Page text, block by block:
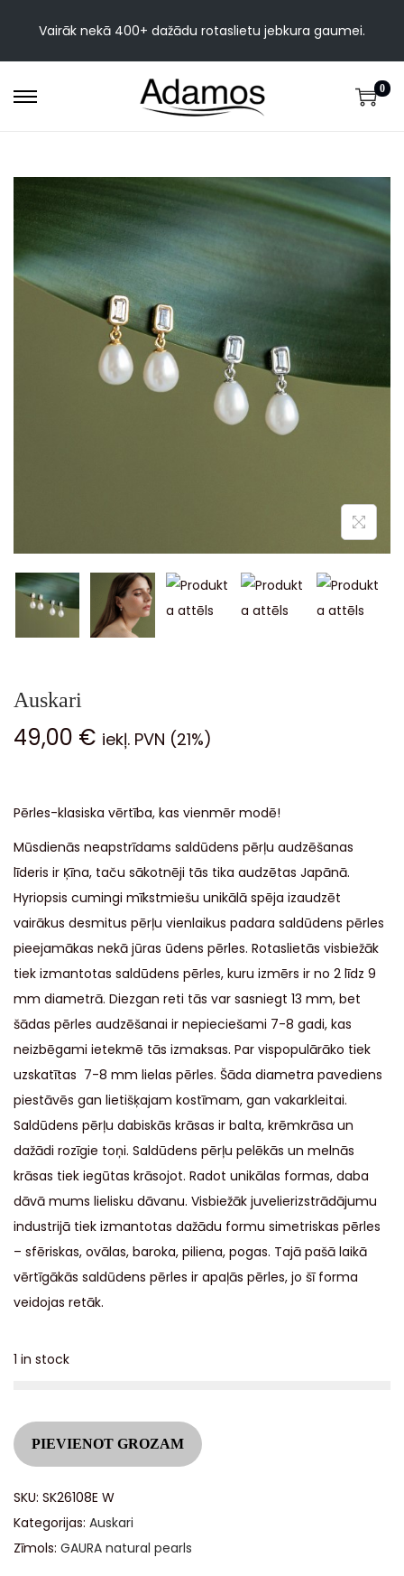
Vairāk nekā 400+ dažādu rotaslietu jebkura gaumei.
0
Auskari
49,00 € iekļ. PVN (21%)
Pērles-klasiska vērtība, kas vienmēr modē!
Mūsdienās neapstrīdams saldūdens pērļu audzēšanas
līderis ir Ķīna, taču sākotnēji tās tika audzētas Japānā.
Hyriopsis cumingi mīkstmiešu unikālā spēja izaudzēt
vairākus desmitus pērļu vienlaikus padara saldūdens pērles
pieejamākas nekā jūras ūdens pērles. Rotaslietās visbiežāk
tiek izmantotas saldūdens pērles, kuru izmērs ir no 2 līdz 9
mm diametrā. Diezgan reti tās var sasniegt 13 mm, bet
šādas pērles audzēšanai ir nepieciešami 7-8 gadi, kas
neizbēgami ietekmē tās izmaksas. Par vispopulārāko tiek
uzskatītas 7-8 mm lielas pērles. Šāda diametra pavediens
piestāvēs gan lietišķajam kostīmam, gan vakarkleitai.
Saldūdens pērļu dabiskās krāsas ir balta, krēmkrāsa un
dažādi rozīgie toņi. Saldūdens pērļu pelēkās un melnās
krāsas tiek iegūtas krāsojot. Radot unikālas formas, daba
dāvā mums lielisku dāvanu. Visbiežāk juvelierizstrādājumu
industrijā tiek izmantotas dažādu formu simetriskas pērles
– sfēriskas, ovālas, baroka, piliena, pogas. Tajā pašā laikā
vērtīgākās saldūdens pērles ir apaļās pērles, jo šī forma
veidojas retāk.
1 in stock
PIEVIENOT GROZAM
SKU: SK26108E W
Kategorijas: Auskari
Zīmols: GAURA natural pearls